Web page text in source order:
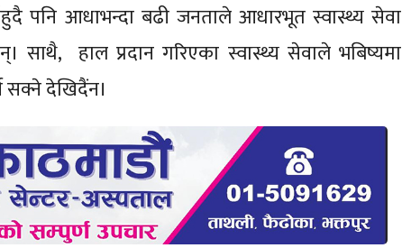
पनि आधाभन्दा बढी जनताले आधारभूत स्वास्थ्य सेवा
साथै, हाल प्रदान गरिएका स्वास्थ्य सेवाले भबिष्यमा
सक्ने देखिदैंन।